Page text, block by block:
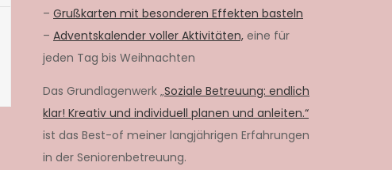
– Grußkarten mit besonderen Effekten basteln
– Adventskalender voller Aktivitäten, eine für
jeden Tag bis Weihnachten
Das Grundlagenwerk „Soziale Betreuung: endlich
klar! Kreativ und individuell planen und anleiten.“
ist das Best-of meiner langjährigen Erfahrungen
in der Seniorenbetreuung.